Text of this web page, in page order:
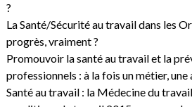
?
La Santé/Sécurité au travail dans les
progrès, vraiment ?
Promouvoir la santé au travail et la
professionnels : à la fois un métier,
Santé au travail : la Médecine du